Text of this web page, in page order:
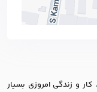
و زندگی امروزی بسیار